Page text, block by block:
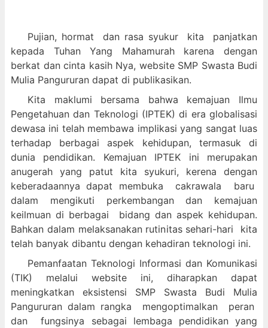
Pujian, hormat dan rasa syukur kita panjatkan
kepada Tuhan Yang Mahamurah karena dengan
berkat dan cinta kasih Nya, website SMP Swasta Budi
Mulia Pangururan dapat di publikasikan.
Kita maklumi bersama bahwa kemajuan Ilmu
Pengetahuan dan Teknologi (IPTEK) di era globalisasi
dewasa ini telah membawa implikasi yang sangat luas
terhadap berbagai aspek kehidupan, termasuk di
dunia pendidikan. Kemajuan IPTEK ini merupakan
anugerah yang patut kita syukuri, kerena dengan
keberadaannya dapat membuka cakrawala baru
dalam mengikuti perkembangan dan kemajuan
keilmuan di berbagai bidang dan aspek kehidupan.
Bahkan dalam melaksanakan rutinitas sehari-hari kita
telah banyak dibantu dengan kehadiran teknologi ini.
Pemanfaatan Teknologi Informasi dan Komunikasi
(TIK) melalui website ini, diharapkan dapat
meningkatkan eksistensi SMP Swasta Budi Mulia
Pangururan dalam rangka mengoptimalkan peran
dan fungsinya sebagai lembaga pendidikan yang